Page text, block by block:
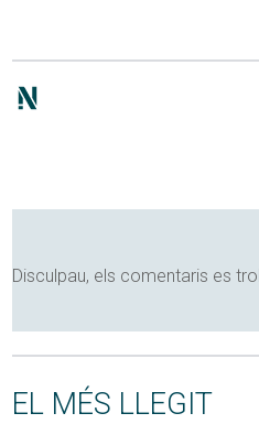
Disculpau, els comentaris es
EL MÉS LLEGIT